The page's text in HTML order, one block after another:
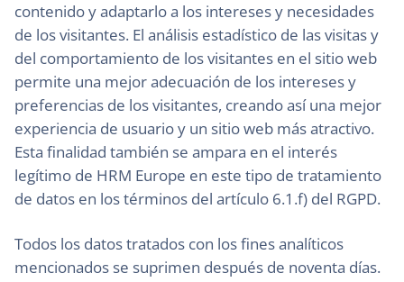
contenido y adaptarlo a los intereses y necesidades
de los visitantes. El análisis estadístico de las visitas y
del comportamiento de los visitantes en el sitio web
permite una mejor adecuación de los intereses y
preferencias de los visitantes, creando así una mejor
experiencia de usuario y un sitio web más atractivo.
Esta finalidad también se ampara en el interés
legítimo de HRM Europe en este tipo de tratamiento
de datos en los términos del artículo 6.1.f) del RGPD.
Todos los datos tratados con los fines analíticos
mencionados se suprimen después de noventa días.